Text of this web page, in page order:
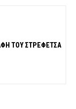
ΤΟΥ ΣΤΡΕΦΕΤΣΑ